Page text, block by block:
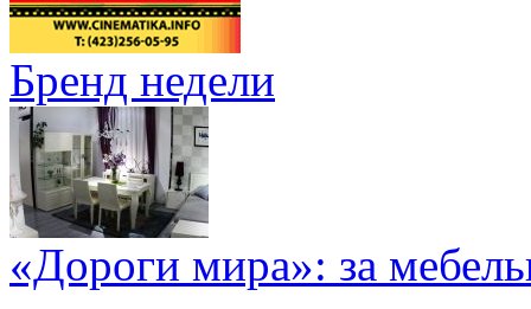
Бренд недели
«Дороги мира»: за